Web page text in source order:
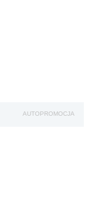
AUTOPROMOCJA